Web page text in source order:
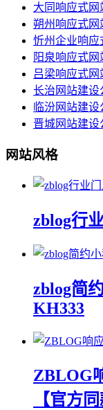
大同响应式
朔州响应式网
忻州企业响应
阳泉响应式
吕梁响应式
长治网站建设
临汾网站建设
晋城网站建
网站风格
zblog行
zblog简
KH333
ZBLOG
【官方同